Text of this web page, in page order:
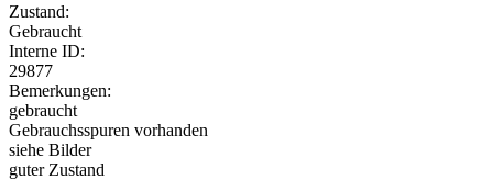
Zustand:
Gebraucht
Interne ID:
29877
Bemerkungen:
gebraucht
Gebrauchsspuren vorhanden
siehe Bilder
guter Zustand